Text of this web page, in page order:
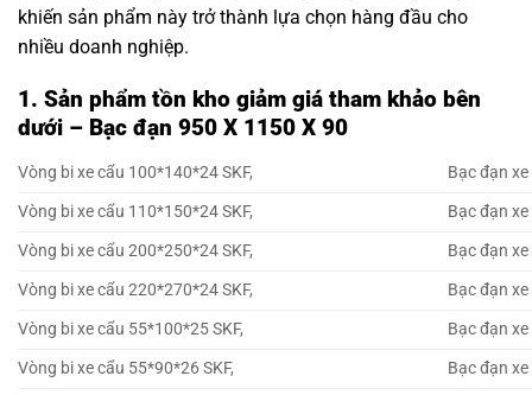
khiến sản phẩm này trở thành lựa chọn hàng đầu cho
nhiều doanh nghiệp.
1. Sản phẩm tồn kho giảm giá tham khảo bên
dưới – Bạc đạn 950 X 1150 X 90
Vòng bi xe cẩu 100*140*24 SKF,
Bạc đạn
Vòng bi xe cẩu 110*150*24 SKF,
Bạc đạn
Vòng bi xe cẩu 200*250*24 SKF,
Bạc đạn
Vòng bi xe cẩu 220*270*24 SKF,
Bạc đạn
Vòng bi xe cẩu 55*100*25 SKF,
Bạc đạn
Vòng bi xe cẩu 55*90*26 SKF,
Bạc đạn